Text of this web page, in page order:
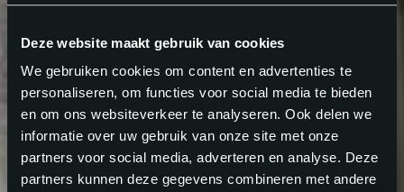
Deze website maakt gebruik van cookies
We gebruiken cookies om content en advertenties te
personaliseren, om functies voor social media te bieden
en om ons websiteverkeer te analyseren. Ook delen we
informatie over uw gebruik van onze site met onze
partners voor social media, adverteren en analyse. Deze
partners kunnen deze gegevens combineren met andere